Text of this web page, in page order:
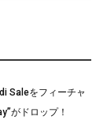
Saleをフィーチャ
がドロップ！